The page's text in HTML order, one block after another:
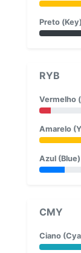
Preto (Key)
RYB
Vermelho
Amarelo
Azul (Blue)
CMY
Ciano